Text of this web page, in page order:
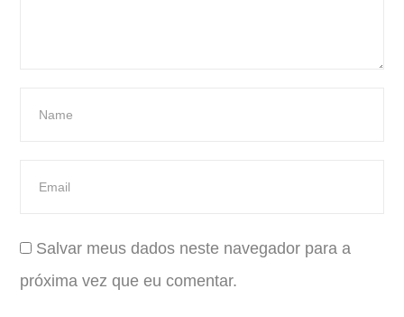
Salvar meus dados neste navegador para a
próxima vez que eu comentar.